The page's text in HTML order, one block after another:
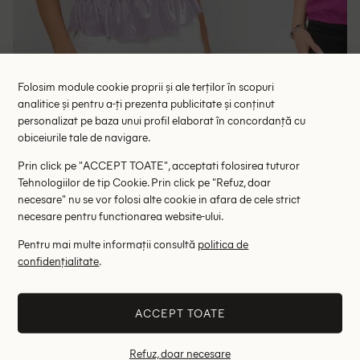
Bluza Zara, mov
65.00 lei
RRP: 129.00 lei
S M L
Altii au fost interesati de
Folosim module cookie proprii și ale terților în scopuri
analitice și pentru a-ți prezenta publicitate și conținut
personalizat pe baza unui profil elaborat în concordanță cu
obiceiurile tale de navigare.
Prin click pe "ACCEPT TOATE", acceptati folosirea tuturor
Tehnologiilor de tip Cookie. Prin click pe "Refuz, doar
necesare" nu se vor folosi alte cookie in afara de cele strict
necesare pentru functionarea website-ului.
Pentru mai multe informații consultă politica de
confidențialitate.
ACCEPT TOATE
Refuz, doar necesare